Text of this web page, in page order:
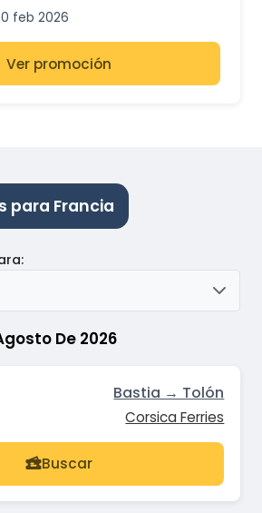
feb 2026
Ver promoción
para Francia
De 2026
:
Bastia → Tolón
Corsica Ferries
Buscar